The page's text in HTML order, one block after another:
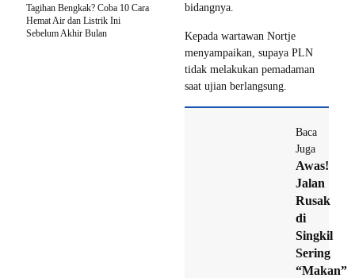
bidangnya.
Kepada wartawan Nortje
menyampaikan, supaya PLN
tidak melakukan pemadaman
saat ujian berlangsung.
Baca
Juga
Awas!
Jalan
Rusak
di
Singkil
Sering
“Makan”
Tagihan Bengkak? Coba 10 Cara
Hemat Air dan Listrik Ini
Sebelum Akhir Bulan